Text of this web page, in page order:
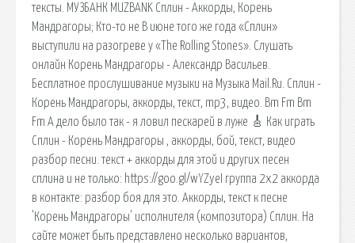
тексты. МУЗБАНК MUZBANK Сплин - Аккорды, Корень
Мандрагоры; Кто-то не В июне того же года «Сплин»
выступили на разогреве у «The Rolling Stones». Слушать
онлайн Корень Мандрагоры - Александр Васильев.
Бесплатное прослушивание музыки на Музыка Mail.Ru. Сплин -
Корень Мандрагоры, аккорды, текст, mp3, видео. Bm Fm Bm
Fm А дело было так - я ловил пескарей в луже 🎸 Как играть
Сплин - Корень Мандрагоры , аккорды, бой, текст, видео
разбор песни. текст + аккорды для этой и других песен
сплина и не только: https://goo.gl/wYZyeI группа 2х2 аккорда
в контакте: разбор боя для это. Аккорды, текст к песне
'Корень Мандрагоры' исполнителя (композитора) Сплин. На
сайте может быть представлено несколько вариантов,